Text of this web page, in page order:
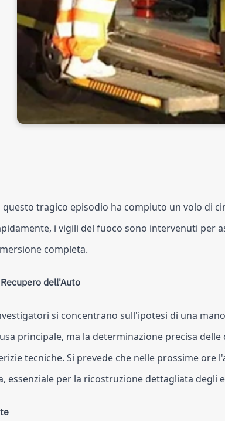
questo tragico episodio ha compiuto un volo di
i vigili del fuoco sono intervenuti per
completa.
dell'Auto
si concentrano sull'ipotesi di una
principale, ma la determinazione precisa
tecniche. Si prevede che nelle prossime ore
essenziale per la ricostruzione dettagliata degli